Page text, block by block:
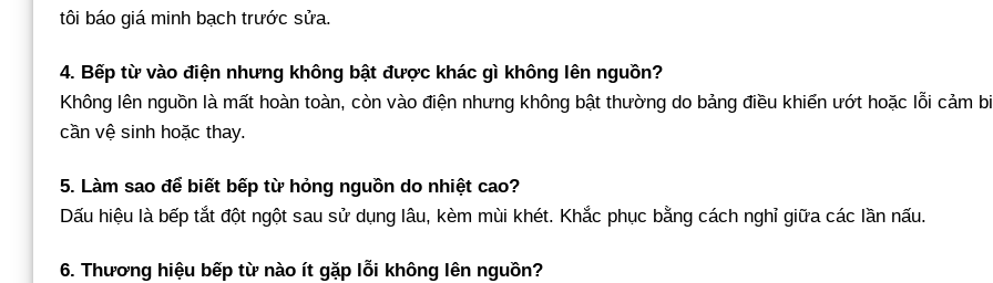
tôi báo giá minh bạch trước sửa.
4. Bếp từ vào điện nhưng không bật được khác gì không lên nguồn?
Không lên nguồn là mất hoàn toàn, còn vào điện nhưng không bật thường do bảng điều khiển ướt hoặc lỗi cảm
cần vệ sinh hoặc thay.
5. Làm sao để biết bếp từ hỏng nguồn do nhiệt cao?
Dấu hiệu là bếp tắt đột ngột sau sử dụng lâu, kèm mùi khét. Khắc phục bằng cách nghỉ giữa các lần nấu.
6. Thương hiệu bếp từ nào ít gặp lỗi không lên nguồn?